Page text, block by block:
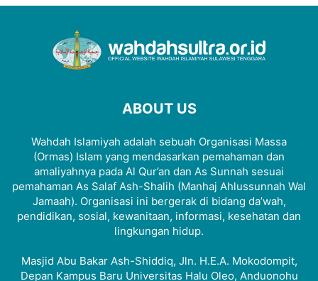
ABOUT US
Wahdah Islamiyah adalah sebuah Organisasi Massa
(Ormas) Islam yang mendasarkan pemahaman dan
amaliyahnya pada Al Qur’an dan As Sunnah sesuai
pemahaman As Salaf Ash-Shalih (Manhaj Ahlussunnah Wal
Jamaah). Organisasi ini bergerak di bidang da’wah,
pendidikan, sosial, kewanitaan, informasi, kesehatan dan
lingkungan hidup.
Masjid Abu Bakar Ash-Shiddiq, Jln. H.E.A. Mokodompit,
Depan Kampus Baru Universitas Halu Oleo, Anduonohu